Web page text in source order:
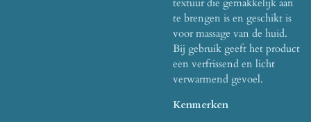
te brengen is en geschikt is
voor massage van de huid.
Bij gebruik geeft het product
een verfrissend en licht
verwarmend gevoel.
Kenmerken